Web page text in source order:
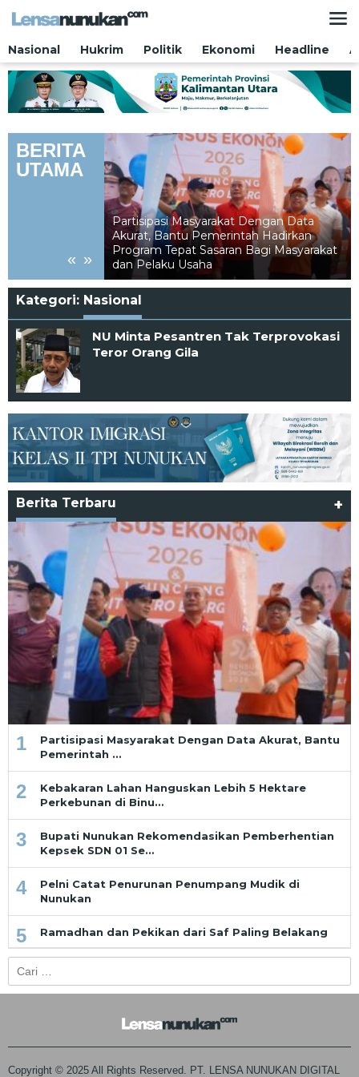
Nasional
Hukrim Politik Ekonomi Headline
BERITA
UTAMA
« »
Partisipasi Masyarakat Dengan Data
Akurat, Bantu Pemerintah Hadirkan
Program Tepat Sasaran Bagi Masyarakat
dan Pelaku Usaha
Kategori: Nasional
NU Minta Pesantren Tak Terprovokasi
Teror Orang Gila
Berita Terbaru +
1
Partisipasi Masyarakat Dengan Data Akurat, Bantu
Pemerintah …
2
Kebakaran Lahan Hanguskan Lebih 5 Hektare
Perkebunan di Binu…
3
Bupati Nunukan Rekomendasikan Pemberhentian
Kepsek SDN 01 Se…
4
Pelni Catat Penurunan Penumpang Mudik di
Nunukan
5 Ramadhan dan Pekikan dari Saf Paling Belakang
untuk:
Copyright © 2025 All Rights Reserved. PT. LENSA NUNUKAN DIGITAL